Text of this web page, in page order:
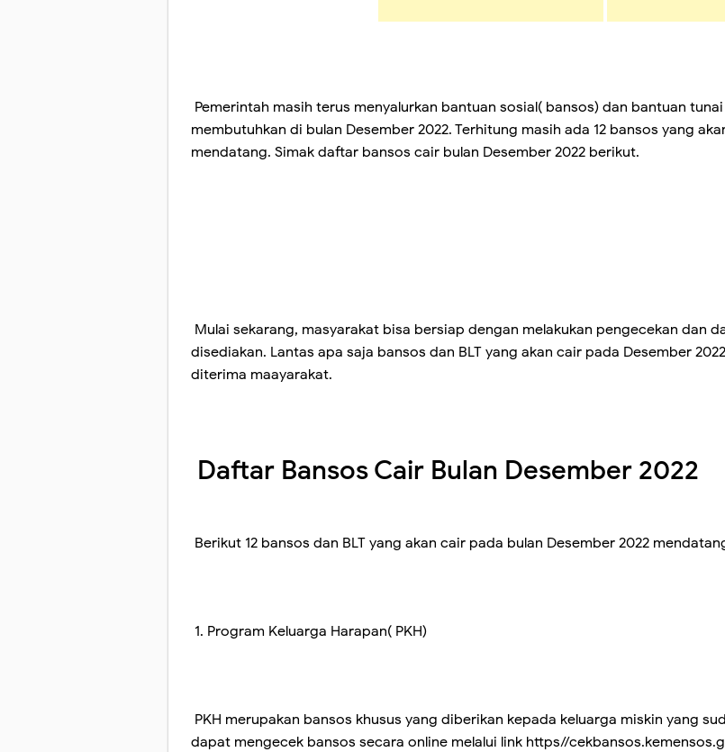
Pemerintah masih terus menyalurkan bantuan sosial( bansos) dan bantuan
membutuhkan di bulan Desember 2022. Terhitung masih ada 12 bansos yang
mendatang. Simak daftar bansos cair bulan Desember 2022 berikut.
Mulai sekarang, masyarakat bisa bersiap dengan melakukan pengecekan dan
disediakan. Lantas apa saja bansos dan BLT yang akan cair pada Desember
diterima maayarakat.
Daftar Bansos Cair Bulan Desember 2022
Berikut 12 bansos dan BLT yang akan cair pada bulan Desember 2022
1. Program Keluarga Harapan( PKH)
PKH merupakan bansos khusus yang diberikan kepada keluarga miskin yang
dapat mengecek bansos secara online melalui link https//